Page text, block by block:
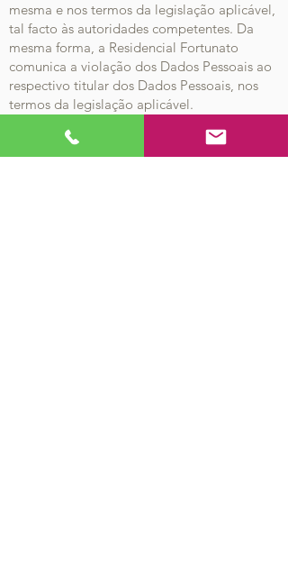
mesma e nos termos da legislação aplicável,
tal facto às autoridades competentes. Da
mesma forma, a Residencial Fortunato
comunica a violação dos Dados Pessoais ao
respectivo titular dos Dados Pessoais, nos
termos da legislação aplicável.
Responsável pelo Tratamento de Dados
Pessoais